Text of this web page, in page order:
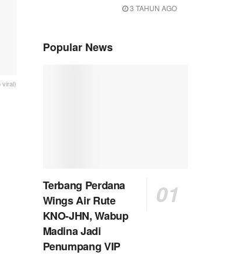
viral)
3 TAHUN AGO
Popular News
Terbang Perdana
Wings Air Rute
KNO-JHN, Wabup
Madina Jadi
Penumpang VIP